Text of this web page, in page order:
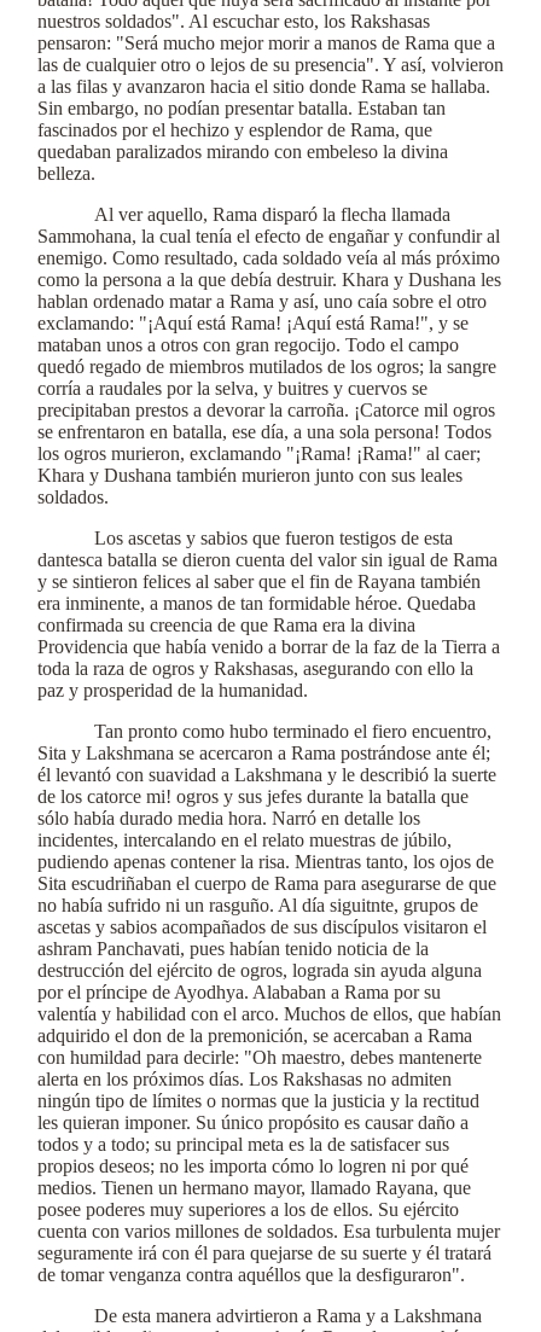
nuestros soldados". Al escuchar esto, los Rakshasas
pensaron: "Será mucho mejor morir a manos de Rama que a
las de cualquier otro o lejos de su presencia". Y así, volvieron
a las filas y avanzaron hacia el sitio donde Rama se hallaba.
Sin embargo, no podían presentar batalla. Estaban tan
fascinados por el hechizo y esplendor de Rama, que
quedaban paralizados mirando con embeleso la divina
belleza.
Al ver aquello, Rama disparó la flecha llamada
Sammohana, la cual tenía el efecto de engañar y confundir al
enemigo. Como resultado, cada soldado veía al más próximo
como la persona a la que debía destruir. Khara y Dushana les
hablan ordenado matar a Rama y así, uno caía sobre el otro
exclamando: "¡Aquí está Rama! ¡Aquí está Rama!", y se
mataban unos a otros con gran regocijo. Todo el campo
quedó regado de miembros mutilados de los ogros; la sangre
corría a raudales por la selva, y buitres y cuervos se
precipitaban prestos a devorar la carroña. ¡Catorce mil ogros
se enfrentaron en batalla, ese día, a una sola persona! Todos
los ogros murieron, exclamando "¡Rama! ¡Rama!" al caer;
Khara y Dushana también murieron junto con sus leales
soldados.
Los ascetas y sabios que fueron testigos de esta
dantesca batalla se dieron cuenta del valor sin igual de Rama
y se sintieron felices al saber que el fin de Rayana también
era inminente, a manos de tan formidable héroe. Quedaba
confirmada su creencia de que Rama era la divina
Providencia que había venido a borrar de la faz de la Tierra a
toda la raza de ogros y Rakshasas, asegurando con ello la
paz y prosperidad de la humanidad.
Tan pronto como hubo terminado el fiero encuentro,
Sita y Lakshmana se acercaron a Rama postrándose ante él;
él levantó con suavidad a Lakshmana y le describió la suerte
de los catorce mi! ogros y sus jefes durante la batalla que
sólo había durado media hora. Narró en detalle los
incidentes, intercalando en el relato muestras de júbilo,
pudiendo apenas contener la risa. Mientras tanto, los ojos de
Sita escudriñaban el cuerpo de Rama para asegurarse de que
no había sufrido ni un rasguño. Al día siguitnte, grupos de
ascetas y sabios acompañados de sus discípulos visitaron el
ashram Panchavati, pues habían tenido noticia de la
destrucción del ejército de ogros, lograda sin ayuda alguna
por el príncipe de Ayodhya. Alababan a Rama por su
valentía y habilidad con el arco. Muchos de ellos, que habían
adquirido el don de la premonición, se acercaban a Rama
con humildad para decirle: "Oh maestro, debes mantenerte
alerta en los próximos días. Los Rakshasas no admiten
ningún tipo de límites o normas que la justicia y la rectitud
les quieran imponer. Su único propósito es causar daño a
todos y a todo; su principal meta es la de satisfacer sus
propios deseos; no les importa cómo lo logren ni por qué
medios. Tienen un hermano mayor, llamado Rayana, que
posee poderes muy superiores a los de ellos. Su ejército
cuenta con varios millones de soldados. Esa turbulenta mujer
seguramente irá con él para quejarse de su suerte y él tratará
de tomar venganza contra aquéllos que la desfiguraron".
De esta manera advirtieron a Rama y a Lakshmana